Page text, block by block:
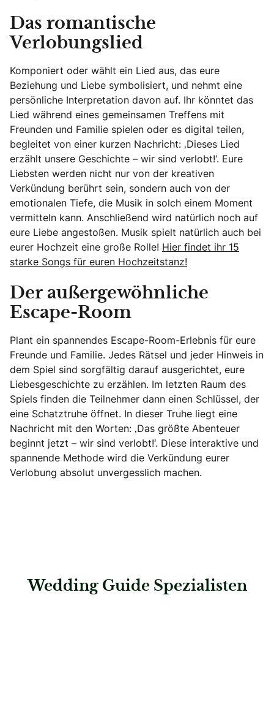
Das romantische
Verlobungslied
Komponiert oder wählt ein Lied aus, das eure
Beziehung und Liebe symbolisiert, und nehmt eine
persönliche Interpretation davon auf. Ihr könntet das
Lied während eines gemeinsamen Treffens mit
Freunden und Familie spielen oder es digital teilen,
begleitet von einer kurzen Nachricht: ‚Dieses Lied
erzählt unsere Geschichte – wir sind verlobt!‘. Eure
Liebsten werden nicht nur von der kreativen
Verkündung berührt sein, sondern auch von der
emotionalen Tiefe, die Musik in solch einem Moment
vermitteln kann. Anschließend wird natürlich noch auf
eure Liebe angestoßen. Musik spielt natürlich auch bei
eurer Hochzeit eine große Rolle! Hier findet ihr 15
starke Songs für euren Hochzeitstanz!
Der außergewöhnliche
Escape-Room
Plant ein spannendes Escape-Room-Erlebnis für eure
Freunde und Familie. Jedes Rätsel und jeder Hinweis in
dem Spiel sind sorgfältig darauf ausgerichtet, eure
Liebesgeschichte zu erzählen. Im letzten Raum des
Spiels finden die Teilnehmer dann einen Schlüssel, der
eine Schatztruhe öffnet. In dieser Truhe liegt eine
Nachricht mit den Worten: ‚Das größte Abenteuer
beginnt jetzt – wir sind verlobt!‘. Diese interaktive und
spannende Methode wird die Verkündung eurer
Verlobung absolut unvergesslich machen.
Wedding Guide Spezialisten